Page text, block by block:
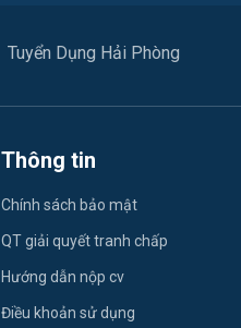
Tuyển Dụng Hải Phòng
Thông tin
Chính sách bảo mật
QT giải quyết tranh chấp
Hướng dẫn nộp cv
Điều khoản sử dụng